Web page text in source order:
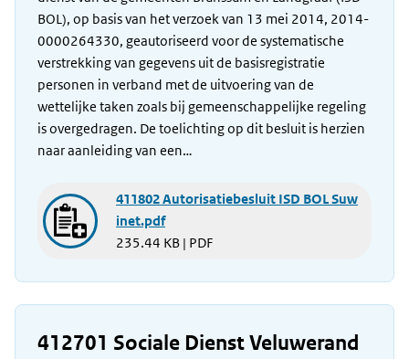
BOL), op basis van het verzoek van 13 mei 2014, 2014-
0000264330, geautoriseerd voor de systematische
verstrekking van gegevens uit de basisregistratie
personen in verband met de uitvoering van de
wettelijke taken zoals bij gemeenschappelijke regeling
is overgedragen. De toelichting op dit besluit is herzien
naar aanleiding van een…
411802 Autorisatiebesluit ISD BOL Suw
inet.pdf
235.44 KB | PDF
412701 Sociale Dienst Veluwerand